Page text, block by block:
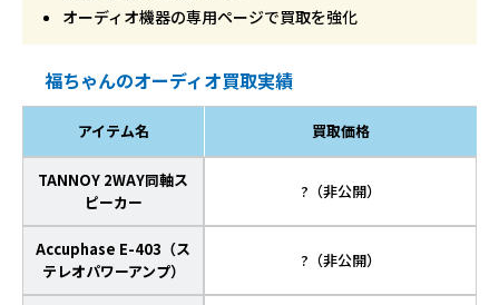
オーディオ機器の専用ページで買取を強化
福ちゃんのオーディオ買取実績
アイテム名 買取価格
TANNOY 2WAY同軸ス
ピーカー
?（非公開）
Accuphase E-403（ス
テレオパワーアンプ）
?（非公開）